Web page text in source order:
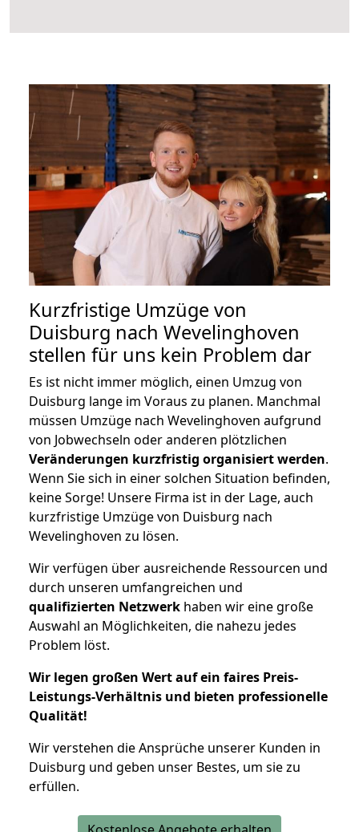
Kurzfristige Umzüge von
Duisburg nach Wevelinghoven
stellen für uns kein Problem dar
Es ist nicht immer möglich, einen Umzug von
Duisburg lange im Voraus zu planen. Manchmal
müssen Umzüge nach Wevelinghoven aufgrund
von Jobwechseln oder anderen plötzlichen
Veränderungen kurzfristig organisiert werden.
Wenn Sie sich in einer solchen Situation befinden,
keine Sorge! Unsere Firma ist in der Lage, auch
kurzfristige Umzüge von Duisburg nach
Wevelinghoven zu lösen.
Wir verfügen über ausreichende Ressourcen und
durch unseren umfangreichen und
qualifizierten Netzwerk haben wir eine große
Auswahl an Möglichkeiten, die nahezu jedes
Problem löst.
Wir legen großen Wert auf ein faires Preis-
Leistungs-Verhältnis und bieten professionelle
Qualität!
Wir verstehen die Ansprüche unserer Kunden in
Duisburg und geben unser Bestes, um sie zu
erfüllen.